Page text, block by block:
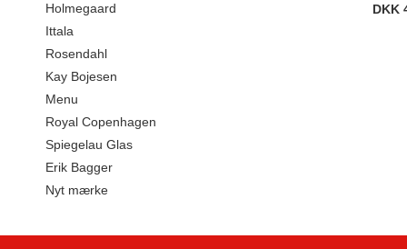
Holmegaard
Ittala
Rosendahl
Kay Bojesen
Menu
Royal Copenhagen
Spiegelau Glas
Erik Bagger
Nyt mærke
DKK